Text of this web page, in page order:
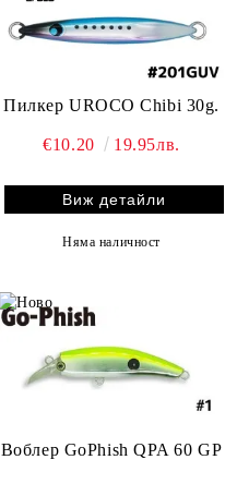
Пилкер UROCO Chibi 30g.
€10.20 19.95лв.
Виж детайли
Няма наличност
Воблер GoPhish QPA 60 GP